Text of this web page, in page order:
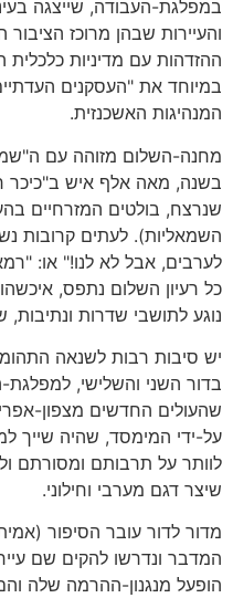
במפלגת-העבודה, שייצגה
והעיירות שבהן מרוכז
ההזדהות עם מדיניות
במיוחד את "העסקנים
המנהיגות האשכנזית.
מחנה-השלום מזוהה עם
בשנה, מאה אלף איש ב"כיכר
שנרצח, בולטים המזרחיים
השמאליות). לעתים קרובות
לערבים, אבל לא לנו!" או:
כל רעיון השלום נתפס, איכשהו,
נוגע לתושבי שדרות ונתיבות,
יש סיבות רבות לשנאה
בדור השני והשלישי,
שהעולים החדשים מצפון-
על-ידי המימסד, שהיה שייך
לוותר על תרבותם ומסורתם
שיצר דגם מערבי וחילוני.
מדור לדור עובר הסיפור
המדבר ונדרשו להקים שם
הופעל מנגנון-ההרמה שלה